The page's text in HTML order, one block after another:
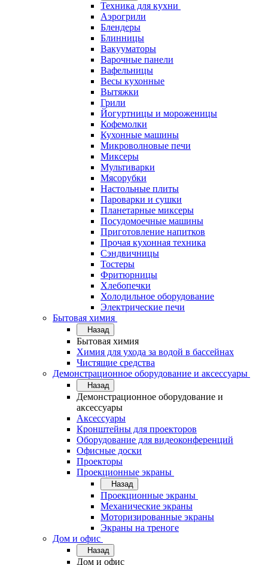
Техника для кухни
Аэрогрили
Блендеры
Блинницы
Вакууматоры
Варочные панели
Вафельницы
Весы кухонные
Вытяжки
Грили
Йогуртницы и мороженицы
Кофемолки
Кухонные машины
Микроволновые печи
Миксеры
Мультиварки
Мясорубки
Настольные плиты
Пароварки и сушки
Планетарные миксеры
Посудомоечные машины
Приготовление напитков
Прочая кухонная техника
Сэндвичницы
Тостеры
Фритюрницы
Хлебопечки
Холодильное оборудование
Электрические печи
Бытовая химия
Назад
Бытовая химия
Химия для ухода за водой в бассейнах
Чистящие средства
Демонстрационное оборудование и аксессуары
Назад
Демонстрационное оборудование и
аксессуары
Аксессуары
Кронштейны для проекторов
Оборудование для видеоконференций
Офисные доски
Проекторы
Проекционные экраны
Назад
Проекционные экраны
Механические экраны
Моторизированные экраны
Экраны на треноге
Дом и офис
Назад
Дом и офис